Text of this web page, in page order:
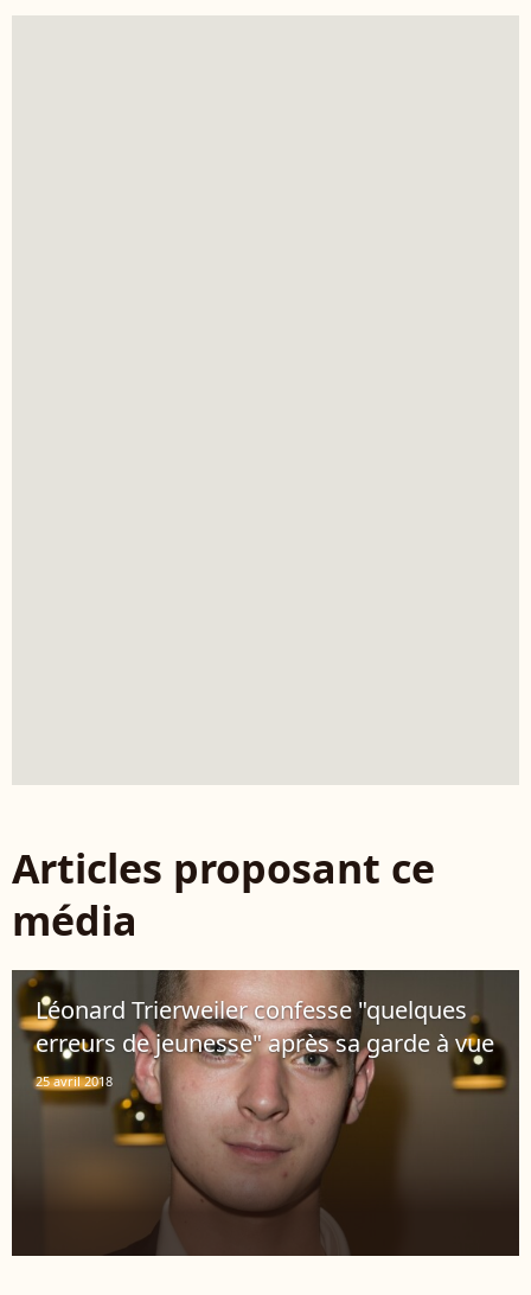
Articles proposant ce
média
Léonard Trierweiler confesse "quelques
erreurs de jeunesse" après sa garde à vue
25 avril 2018